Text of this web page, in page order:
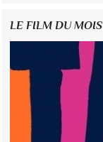
LE FILM DU MOIS